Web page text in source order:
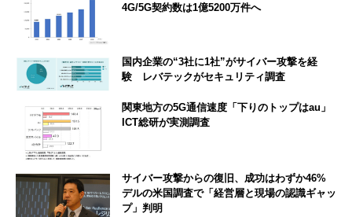
4G/5G契約数は1億5200万件へ
国内企業の“3社に1社”がサイバー攻撃を経
験 レバテックがセキュリティ調査
関東地方の5G通信速度「下りのトップはau」
ICT総研が実測調査
サイバー攻撃からの復旧、成功はわずか46%
デルの米国調査で「経営層と現場の認識ギャッ
プ」判明